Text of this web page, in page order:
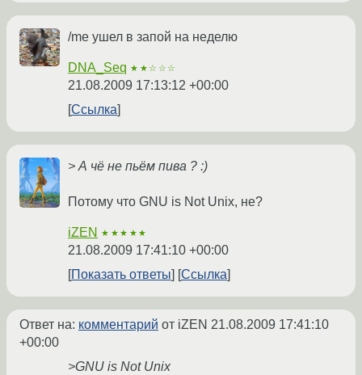
/me ушел в запой на неделю
DNA_Seq ★★☆☆☆
21.08.2009 17:13:12 +00:00
Ссылка
> А чё не пьём пива ? :)
Потому что GNU is Not Unix, не?
iZEN ★★★★★
21.08.2009 17:41:10 +00:00
Показать ответы
Ссылка
Ответ на: комментарий от iZEN 21.08.2009 17:41:10
+00:00
>GNU is Not Unix